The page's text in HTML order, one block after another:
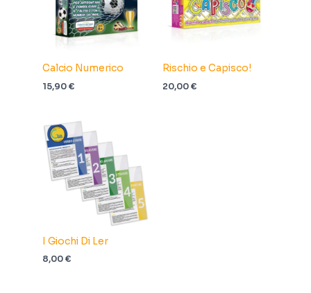
Calcio Numerico
15,90€
Rischio e Capisco!
20,00€
I Giochi Di Ler
8,00€